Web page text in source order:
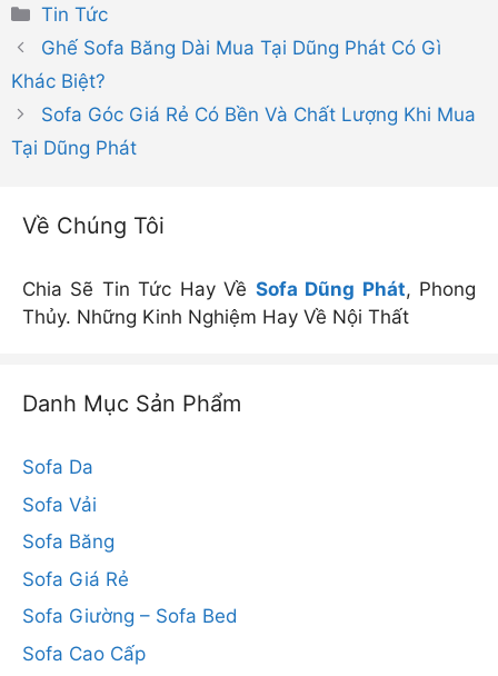
Danh
mục
Tin Tức
Ghế Sofa Băng Dài Mua Tại Dũng Phát Có Gì
Khác Biệt?
Sofa Góc Giá Rẻ Có Bền Và Chất Lượng Khi Mua
Tại Dũng Phát
Về Chúng Tôi
Chia Sẽ Tin Tức Hay Về Sofa Dũng Phát, Phong
Thủy. Những Kinh Nghiệm Hay Về Nội Thất
Danh Mục Sản Phẩm
Sofa Da
Sofa Vải
Sofa Băng
Sofa Giá Rẻ
Sofa Giường – Sofa Bed
Sofa Cao Cấp